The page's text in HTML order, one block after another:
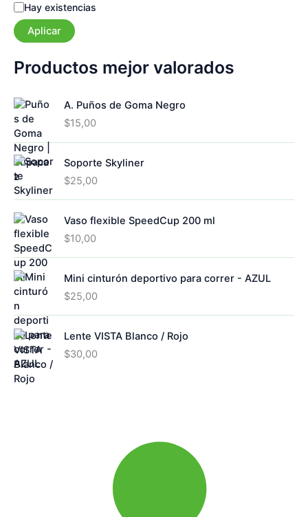
g
o
r
a
E
s
t
d
o
Hay existencias
Aplicar
Productos mejor valorados
A. Puños de Goma Negro
$15,00
Soporte Skyliner
$25,00
Vaso flexible SpeedCup 200 ml
$10,00
Mini cinturón deportivo para correr - AZUL
$25,00
Lente VISTA Blanco / Rojo
$30,00